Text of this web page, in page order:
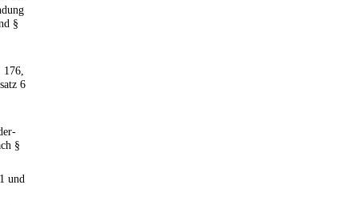
§
176,
6
§
und